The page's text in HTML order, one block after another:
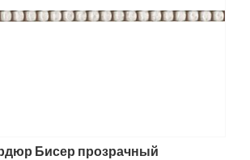
Бисер прозрачный